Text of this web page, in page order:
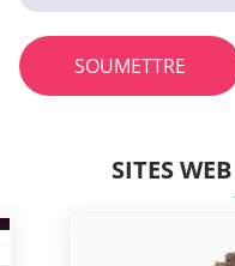
SOUMETTRE
SITES